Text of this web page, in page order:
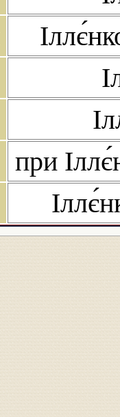
при